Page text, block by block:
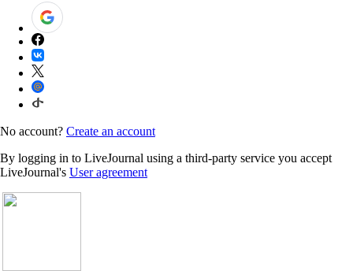
No account? Create an account
By logging in to LiveJournal using a third-party service you accept
LiveJournal's User agreement